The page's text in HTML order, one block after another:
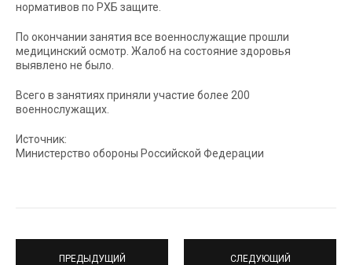
нормативов по РХБ защите.
По окончании занятия все военнослужащие прошли
медицинский осмотр. Жалоб на состояние здоровья
выявлено не было.
Всего в занятиях приняли участие более 200
военнослужащих.
Источник:
Министерство обороны Российской Федерации
ПРЕДЫДУЩИЙ СЛЕДУЮЩИЙ